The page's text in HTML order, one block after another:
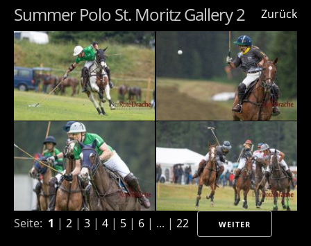
Zurück
Summer Polo St. Moritz Gallery 2
Seite: 1 | 2 | 3 | 4 | 5 | 6 | ... | 22 WEITER